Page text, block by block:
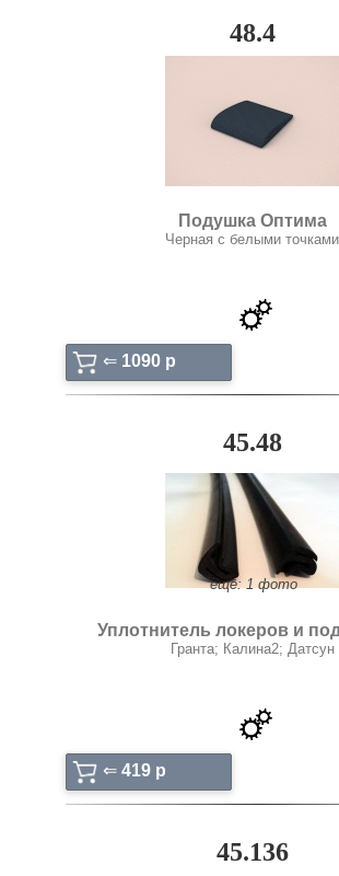
48.4
Подушка Оптима
Черная с белыми точками
⇐ 1090 p
45.48
ещё: 1 фото
Уплотнитель локеров и
Гранта; Калина2; Датсун
⇐ 419 p
45.136